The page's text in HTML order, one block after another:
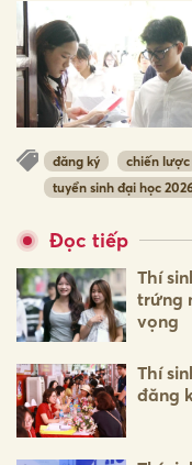
đăng ký chiến lược
tuyển sinh đại học
Đọc tiếp
Thí
trứng
vọng
Thí
đăng